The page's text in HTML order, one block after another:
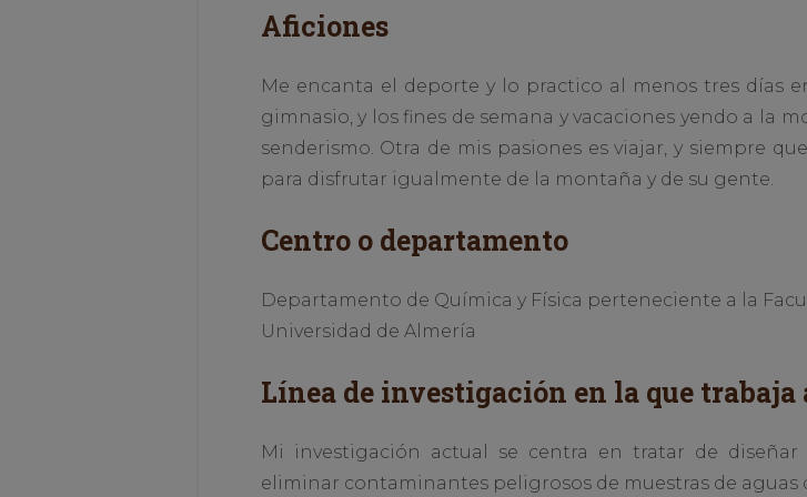
Aficiones
Me encanta el deporte y lo practico al menos tres días
gimnasio, y los fines de semana y vacaciones yendo a la
senderismo. Otra de mis pasiones es viajar, y siempre
para disfrutar igualmente de la montaña y de su gente.
Centro o departamento
Departamento de Química y Física perteneciente a la
Universidad de Almería
Línea de investigación en la que
Mi investigación actual se centra en tratar de
eliminar contaminantes peligrosos de muestras de aguas